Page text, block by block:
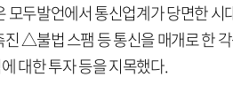
모두발언에서 통신업계가 당면한
진 △불법 스팸 등 통신을 매개로 한
대한 투자 등을 지목했다.